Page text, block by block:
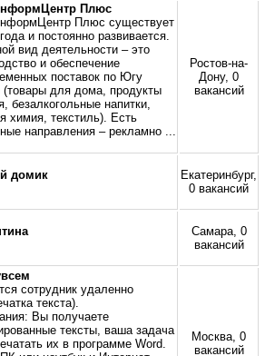
Плюс
Плюс существует
и постоянно развивается.
вид деятельности – это
и обеспечение
поставок по Югу
(товары для дома, продукты
безалкогольные напитки,
химия, текстиль). Есть
направления – рекламно
Ростов-на-
Дону, 0
вакансий
домик
Екатеринбург,
0 вакансий
Самара, 0
вакансий
сотрудник удаленно
текста).
Вы получаете
тексты, ваша задача
их в программе Word.
Москва, 0
вакансий